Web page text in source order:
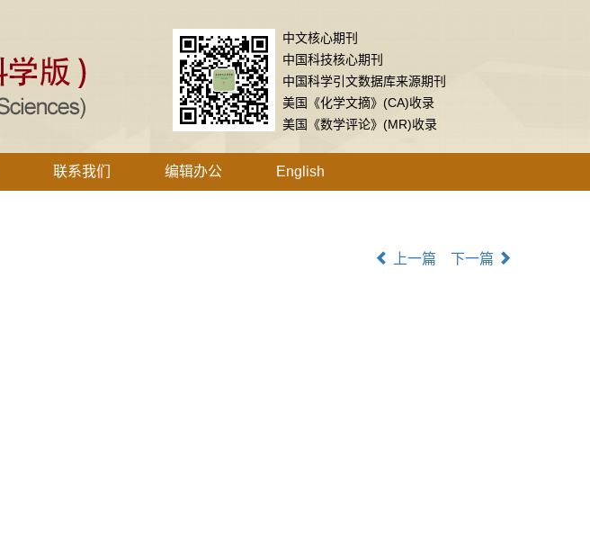
中文核心期刊
中国科技核心期刊
中国科学引文数据库来源期刊
美国《化学文摘》(CA)收录
美国《数学评论》(MR)收录
联系我们 编辑办公 English
上一篇 下一篇